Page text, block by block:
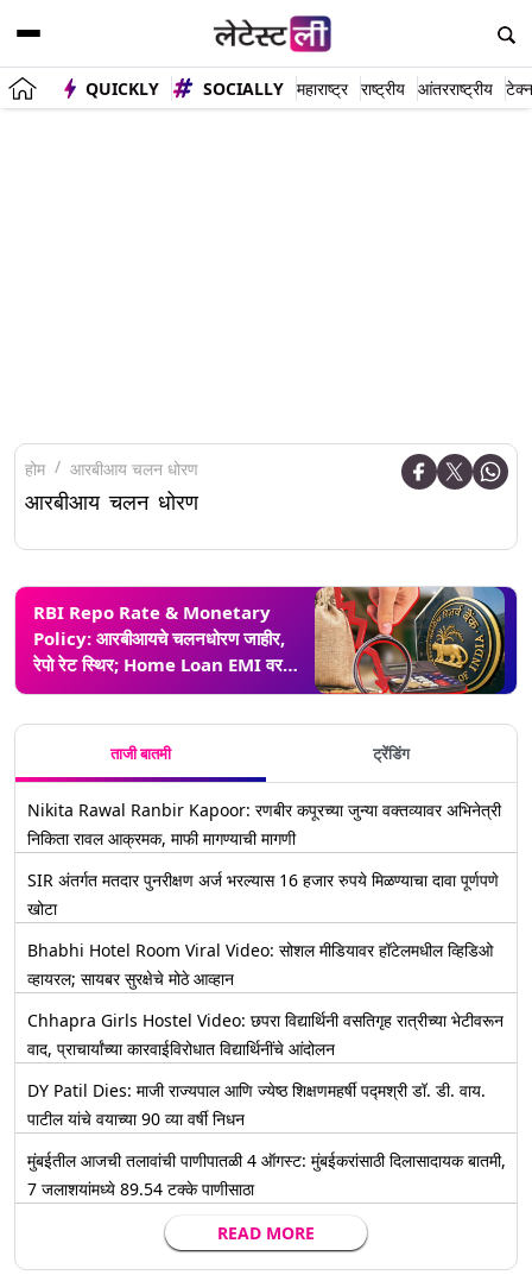
QUICKLY SOCIALLY महाराष्ट्र राष्ट्रीय आंतरराष्ट्रीय
होम आरबीआय चलन धोरण
आरबीआय चलन धोरण
RBI Repo Rate & Monetary
Policy: आरबीआयचे चलनधोरण जाहीर,
रेपो रेट स्थिर; Home Loan EMI वर
कोणताही परिणाम नाही
ताजी बातमी ट्रेंडिंग
Nikita Rawal Ranbir Kapoor: रणबीर कपूरच्या जुन्या वक्तव्यावर अभिनेत्री
निकिता रावल आक्रमक, माफी मागण्याची मागणी
SIR अंतर्गत मतदार पुनरीक्षण अर्ज भरल्यास 16 हजार रुपये मिळण्याचा दावा पूर्णपणे
खोटा
Bhabhi Hotel Room Viral Video: सोशल मीडियावर हॉटेलमधील व्हिडिओ
व्हायरल; सायबर सुरक्षेचे मोठे आव्हान
Chhapra Girls Hostel Video: छपरा विद्यार्थिनी वसतिगृह रात्रीच्या भेटीवरून
वाद, प्राचार्यांच्या कारवाईविरोधात विद्यार्थिनींचे आंदोलन
DY Patil Dies: माजी राज्यपाल आणि ज्येष्ठ शिक्षणमहर्षी पद्मश्री डॉ. डी. वाय.
पाटील यांचे वयाच्या 90 व्या वर्षी निधन
मुंबईतील आजची तलावांची पाणीपातळी 4 ऑगस्ट: मुंबईकरांसाठी दिलासादायक बातमी,
7 जलाशयांमध्ये 89.54 टक्के पाणीसाठा
READ MORE